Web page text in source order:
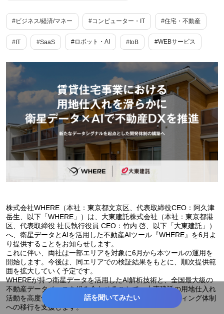
#ビジネス/経済/マネー #コンピューター・IT #住宅・不動産
#IT #SaaS #ロボット・AI #toB #WEBサービス
株式会社WHERE（本社：東京都文京区、代表取締役CEO：阿久津
岳生、以下「WHERE」）は、大東建託株式会社（本社：東京都港
区、代表取締役 社長執行役員 CEO：竹内 啓、以下「大東建託」）
へ、衛星データとAIを活用した不動産AIツール『WHERE』を6月よ
り提供することをお知らせします。
これに伴い、両社は一部エリアを対象に6月から本ツールの運用を
開始します。今後は、同エリアでの検証結果をもとに、順次提供範
囲を拡大していく予定です。
WHEREが持つ衛星データを活用したAI解析技術と、全国最大級の
不動産データベースを組み合わせることで、大東建託の用地仕入れ
活動を高度化・効率化し、データに基づく営業ターゲティング体制
への移行を支援します。
話を聞いてみたい